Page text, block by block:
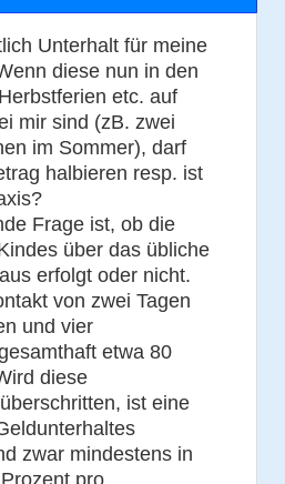
Unterhalt für meine
diese nun in den
etc. auf
mir sind (zB. zwei
im Sommer), darf
halbieren resp. ist
Frage ist, ob die
über das übliche
erfolgt oder nicht.
von zwei Tagen
und vier
etwa 80
diese
ist eine
zwar mindestens in